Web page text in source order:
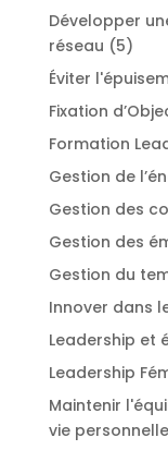
Développer
réseau (5)
Éviter
Fixation
Formation
Gestion de
Gestion des
Gestion des
Gestion du
Innover dans
Leadership et
Leadership
Maintenir
vie personnelle